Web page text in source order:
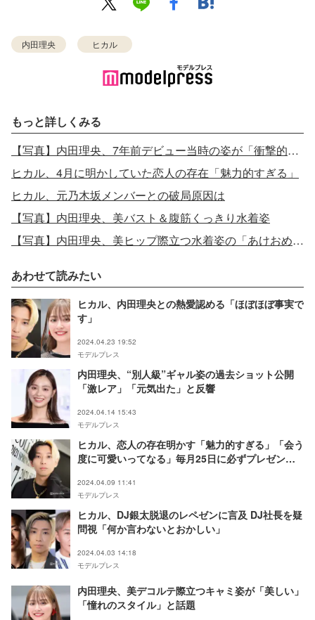
内田理央 ヒカル
もっと詳しくみる
【写真】内田理央、7年前デビュー当時の姿が「衝撃的」と話題
ヒカル、4月に明かしていた恋人の存在「魅力的すぎる」
ヒカル、元乃木坂メンバーとの破局原因は
【写真】内田理央、美バスト＆腹筋くっきり水着姿
【写真】内田理央、美ヒップ際立つ水着姿の「あけおめ」ショット
あわせて読みたい
ヒカル、内田理央との熱愛認める「ほぼほぼ事実で
す」
2024.04.23 19:52
モデルプレス
内田理央、“別人級”ギャル姿の過去ショット公開
「激レア」「元気出た」と反響
2024.04.14 15:43
モデルプレス
ヒカル、恋人の存在明かす「魅力的すぎる」「会う
度に可愛いってなる」毎月25日に必ずプレゼント
2024.04.09 11:41
モデルプレス
ヒカル、DJ銀太脱退のレペゼンに言及 DJ社長を疑
問視「何か言わないとおかしい」
2024.04.03 14:18
モデルプレス
内田理央、美デコルテ際立つキャミ姿が「美しい」
「憧れのスタイル」と話題